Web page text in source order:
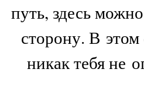
путь, здесь
сторону. В
никак тебя не